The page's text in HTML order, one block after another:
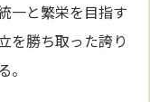
一と繁栄を目指す
を勝ち取った誇り